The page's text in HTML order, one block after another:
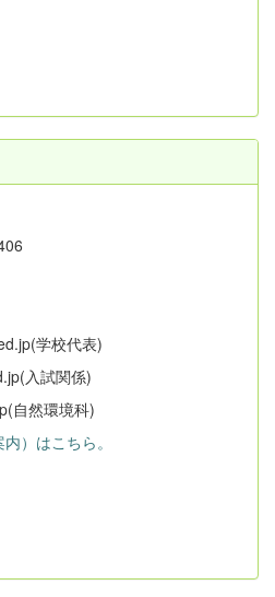
学校代表)
入試関係)
自然環境科)
）はこちら。